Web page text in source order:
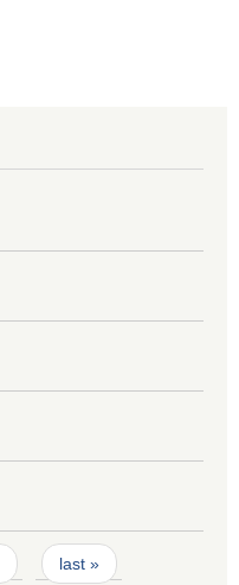
last »